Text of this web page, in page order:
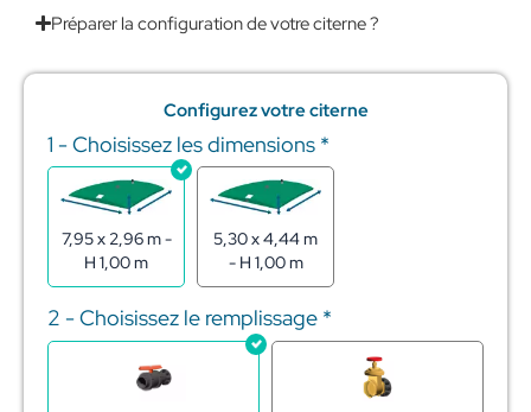
Préparer la configuration de votre citerne ?
Configurez votre citerne
1 - Choisissez les dimensions *
7,95 x 2,96 m -
H 1,00 m
5,30 x 4,44 m
- H 1,00 m
2 - Choisissez le remplissage *
quantité
de
Citerne
souple
pour
stockage
de
l'eau
15m3